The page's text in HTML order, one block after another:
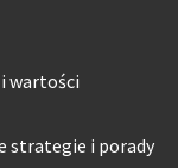
wartości
strategie i porady